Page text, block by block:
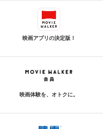
映画アプリの決定版！
映画体験を、オトクに。